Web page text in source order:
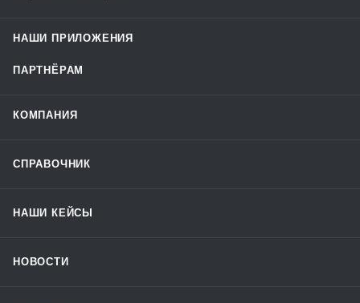
НАШИ ПРИЛОЖЕНИЯ
ПАРТНЁРАМ
КОМПАНИЯ
СПРАВОЧНИК
НАШИ КЕЙСЫ
НОВОСТИ